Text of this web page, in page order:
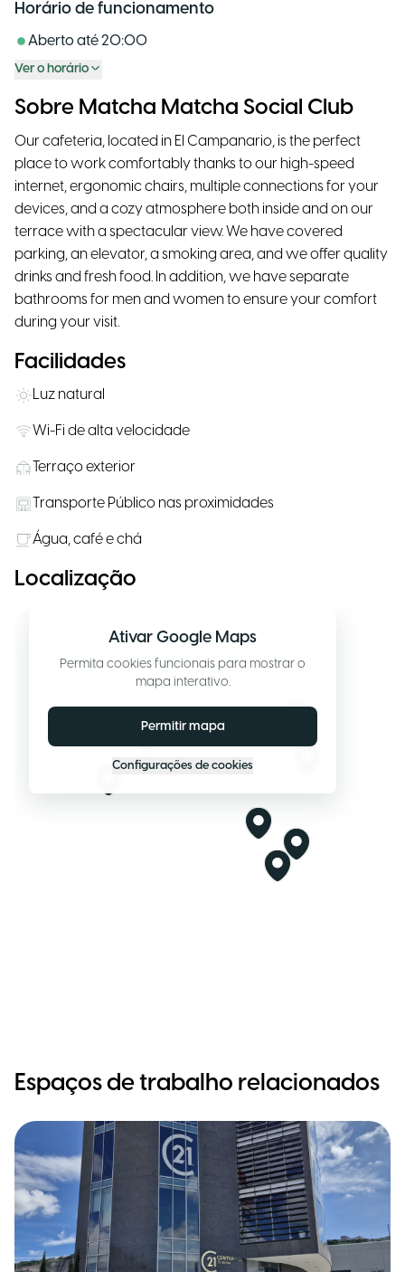
Horário de funcionamento
Aberto até20:00
Ver o horário
Sobre Matcha Matcha Social Club
Our cafeteria, located in El Campanario, is the perfect
place to work comfortably thanks to our high-speed
internet, ergonomic chairs, multiple connections for your
devices, and a cozy atmosphere both inside and on our
terrace with a spectacular view. We have covered
parking, an elevator, a smoking area, and we offer quality
drinks and fresh food. In addition, we have separate
bathrooms for men and women to ensure your comfort
during your visit.
Facilidades
Luz natural
Wi-Fi de alta velocidade
Terraço exterior
Transporte Público nas proximidades
Água, café e chá
Localização
Ativar Google Maps
Permita cookies funcionais para mostrar o
mapa interativo.
Permitir mapa
Configurações de cookies
Espaços de trabalho relacionados